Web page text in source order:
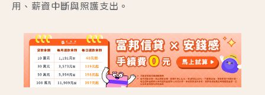
用、薪資中斷與照護支出。